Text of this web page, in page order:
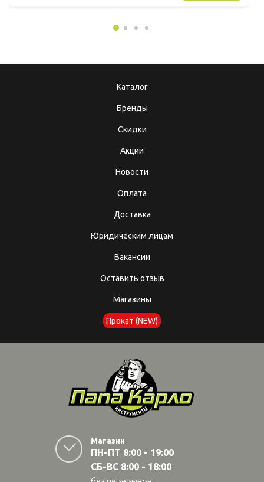
Каталог
Бренды
Скидки
Акции
Новости
Оплата
Доставка
Юридическим лицам
Вакансии
Оставить отзыв
Магазины
Прокат (NEW)
Магазин
ПН-ПТ 8:00 - 19:00
СБ-ВС 8:00 - 18:00